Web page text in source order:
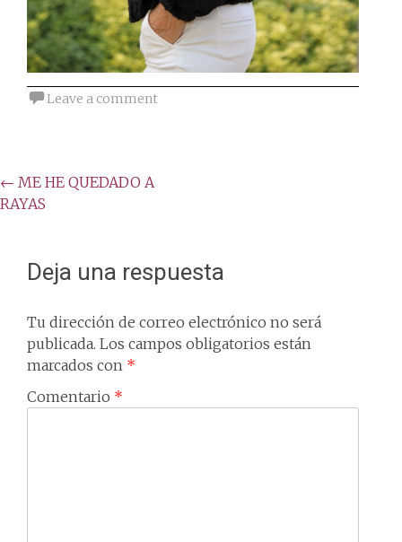
Leave a comment
Post
navigation
← ME HE QUEDADO A
RAYAS
Deja una respuesta
Tu dirección de correo electrónico no será
publicada. Los campos obligatorios están
marcados con *
Comentario *